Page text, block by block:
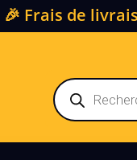
🎉 Frais de
Recherche
de
produits